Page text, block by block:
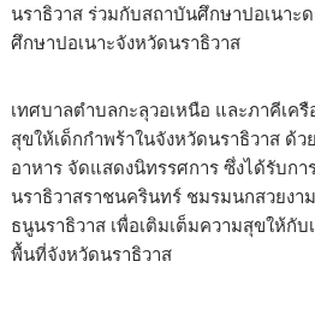
นราธิวาส ร่วมกับสถาบันศึกษาปอเนา
ศึกษาปอเนาะจังหวัดนราธิวาส
เทศบาลตำบลกะลุวอเหนือ และภาคีเค
สุขให้เด็กกำพร้าในจังหวัดนราธิวาส ด้
อาหาร จัดแสดงนิทรรศการ ซึ่งได้รับก
นราธิวาสราชนครินทร์ ชมรมนกสวยง
ธนูนราธิวาส เพื่อเติมเต็มความสุขให้กั
พื้นที่จังหวัดนราธิวาส